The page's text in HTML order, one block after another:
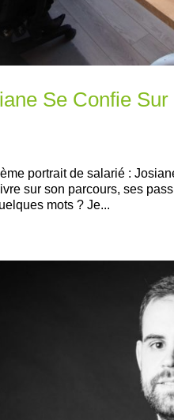
Se Confie
portrait de salarié :
sur son parcours, ses
mots ? Je...